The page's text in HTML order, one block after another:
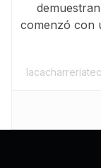
comenzó con